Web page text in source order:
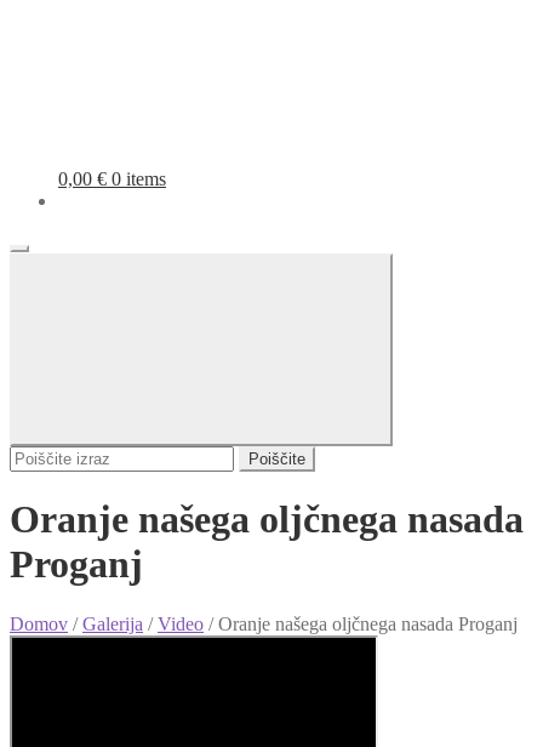
0,00 € 0 items
Poiščite
Oranje našega oljčnega nasada
Proganj
Domov /Galerija /Video /Oranje našega oljčnega nasada Proganj